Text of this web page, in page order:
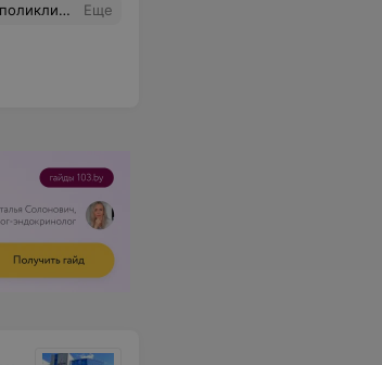
работу и дай Бог здоровья Вам и Вашим близким!! Еще